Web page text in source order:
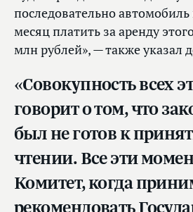
последовательно
месяц платить за аренду
млн рублей», — также указал
«Совокупность всех
говорит о том, что
был не готов к
чтении. Все эти
Комитет, когда
рекомендовать